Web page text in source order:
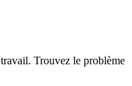
Trouvez le problème